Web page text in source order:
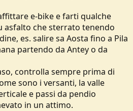
e-bike e farti qualche
asfalto che sterrato tenendo
es. salire sa Aosta fino a Pila
partendo da Antey o da
controlla sempre prima di
sono i versanti, la valle
e passi da pendio
in un attimo.